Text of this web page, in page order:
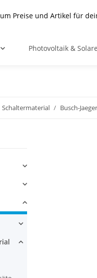
Preise und Artikel für
Photovoltaik &
Schaltermaterial Busch-